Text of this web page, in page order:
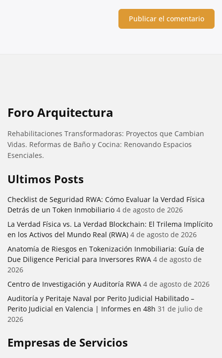
Foro Arquitectura
Rehabilitaciones Transformadoras: Proyectos que Cambian
Vidas. Reformas de Baño y Cocina: Renovando Espacios
Esenciales.
Ultimos Posts
Checklist de Seguridad RWA: Cómo Evaluar la Verdad Física
Detrás de un Token Inmobiliario 4 de agosto de 2026
La Verdad Física vs. La Verdad Blockchain: El Trilema Implícito
en los Activos del Mundo Real (RWA) 4 de agosto de 2026
Anatomía de Riesgos en Tokenización Inmobiliaria: Guía de
Due Diligence Pericial para Inversores RWA 4 de agosto de
2026
Centro de Investigación y Auditoría RWA 4 de agosto de 2026
Auditoría y Peritaje Naval por Perito Judicial Habilitado –
Perito Judicial en Valencia | Informes en 48h 31 de julio de
2026
Empresas de Servicios